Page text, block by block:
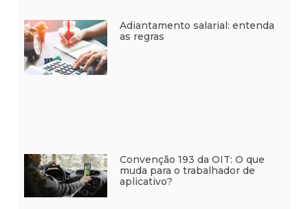
Adiantamento salarial: entenda
as regras
Convenção 193 da OIT: O que
muda para o trabalhador de
aplicativo?